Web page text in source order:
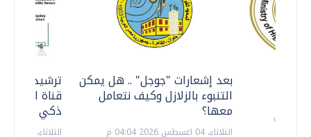
ترشيدا
قناة
ذكي
الثلاثاء، 14 يوليو 2026 06:11 م
بعد إشعارات "جوجل" .. هل يمكن
التنبوء بالزلازل وكيف نتعامل
معها؟
الثلاثاء، 04 اغسطس 2026 04:04 م